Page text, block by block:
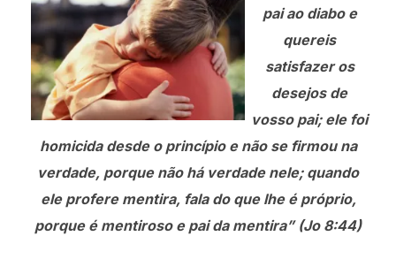
pai ao diabo e
quereis
satisfazer os
desejos de
vosso pai; ele foi
homicida desde o princípio e não se firmou na
verdade, porque não há verdade nele; quando
ele profere mentira, fala do que lhe é próprio,
porque é mentiroso e pai da mentira” (Jo 8:44)